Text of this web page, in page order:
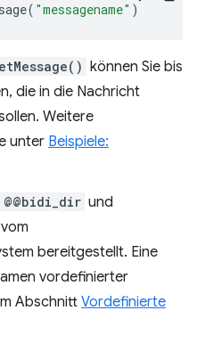
( "messagename" )
können Sie bis
die in die Nachricht
Weitere
unter Beispiele:
@@bidi_dir und
bereitgestellt. Eine
vordefinierter
Abschnitt Vordefinierte